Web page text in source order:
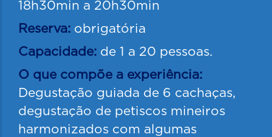
18h30min a 20h30min
Reserva: obrigatória
Capacidade: de 1 a 20 pessoas.
O que compõe a experiência:
Degustação guiada de 6 cachaças,
degustação de petiscos mineiros
harmonizados com algumas